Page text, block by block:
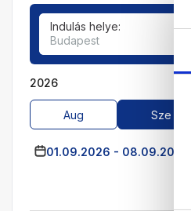
Indulás helye:
Budapest
2026
Aug Sze
01.09.2026 - 08.09.2026